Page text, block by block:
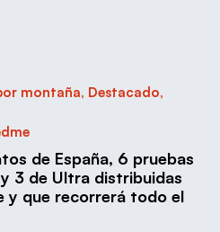
montaña, Destacado,
de España, 6 pruebas
3 de Ultra distribuidas
y que recorrerá todo el